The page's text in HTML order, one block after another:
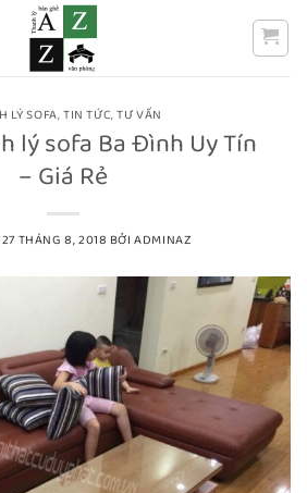
LÝ SOFA,TIN TỨC,TƯ VẤN
lý sofa Ba Đình Uy Tín
– Giá Rẻ
27 THÁNG 8, 2018 BỞIADMINAZ